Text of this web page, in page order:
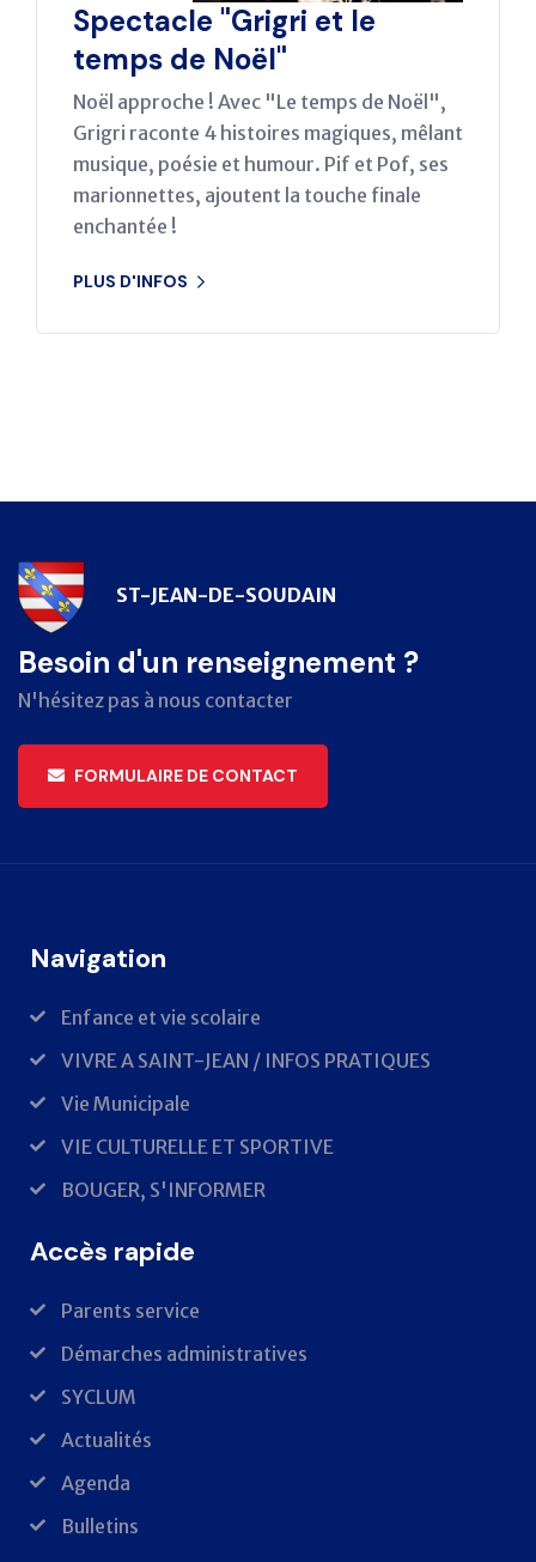
Spectacle "Grigri et le
temps de Noël"
Noël approche ! Avec "Le temps de Noël",
Grigri raconte 4 histoires magiques, mêlant
musique, poésie et humour. Pif et Pof, ses
marionnettes, ajoutent la touche finale
enchantée !
PLUS D'INFOS
ST-JEAN-DE-SOUDAIN
Besoin d'un renseignement ?
N'hésitez pas à nous contacter
FORMULAIRE DE CONTACT
Navigation
Enfance et vie scolaire
VIVRE A SAINT-JEAN / INFOS PRATIQUES
Vie Municipale
VIE CULTURELLE ET SPORTIVE
BOUGER, S'INFORMER
Accès rapide
Parents service
Démarches administratives
SYCLUM
Actualités
Agenda
Bulletins